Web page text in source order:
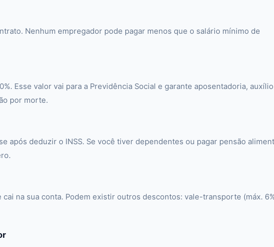
Nenhum empregador pode pagar menos que o salário mínimo de
Esse valor vai para a Previdência Social e garante aposentadoria,
por morte.
após deduzir o INSS. Se você tiver dependentes ou pagar pensão
na sua conta. Podem existir outros descontos: vale-transporte (máx.